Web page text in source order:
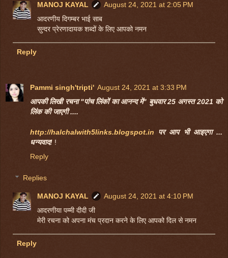
MANOJ KAYAL
August 24, 2021 at 2:05 PM
आदरणीय दिगम्बर भाई साब
सुन्दर प्रेरणादायक शब्दों के लिए आपको नमन
Reply
Pammi singh'tripti' August 24, 2021 at 3:33 PM
आपकी लिखी रचना "पांच लिंकों का आनन्द में" बुधवार 25 अगस्त 2021 को
लिंक की जाएगी ....
http://halchalwith5links.blogspot.in पर आप भी आइएगा ...
धन्यवाद! !
Reply
Replies
MANOJ KAYAL
August 24, 2021 at 4:10 PM
आदरणीया पम्मी दीदी जी
मेरी रचना को अपना मंच प्रदान करने के लिए आपको दिल से नमन
Reply